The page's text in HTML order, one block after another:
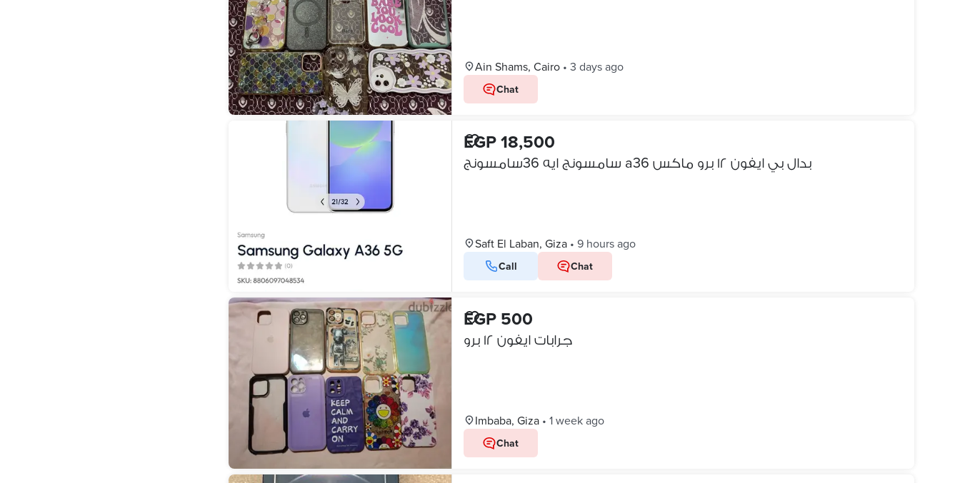
Ain Shams, Cairo • 3 days ago
Chat
EGP 18,500
سامسونج ايه 36سامسونج a36 بدال بي ايفون ١٢ برو ماكس
Saft El Laban, Giza • 9 hours ago
Call Chat
EGP 500
جرابات ايفون ١٢ برو
Imbaba, Giza • 1 week ago
Chat